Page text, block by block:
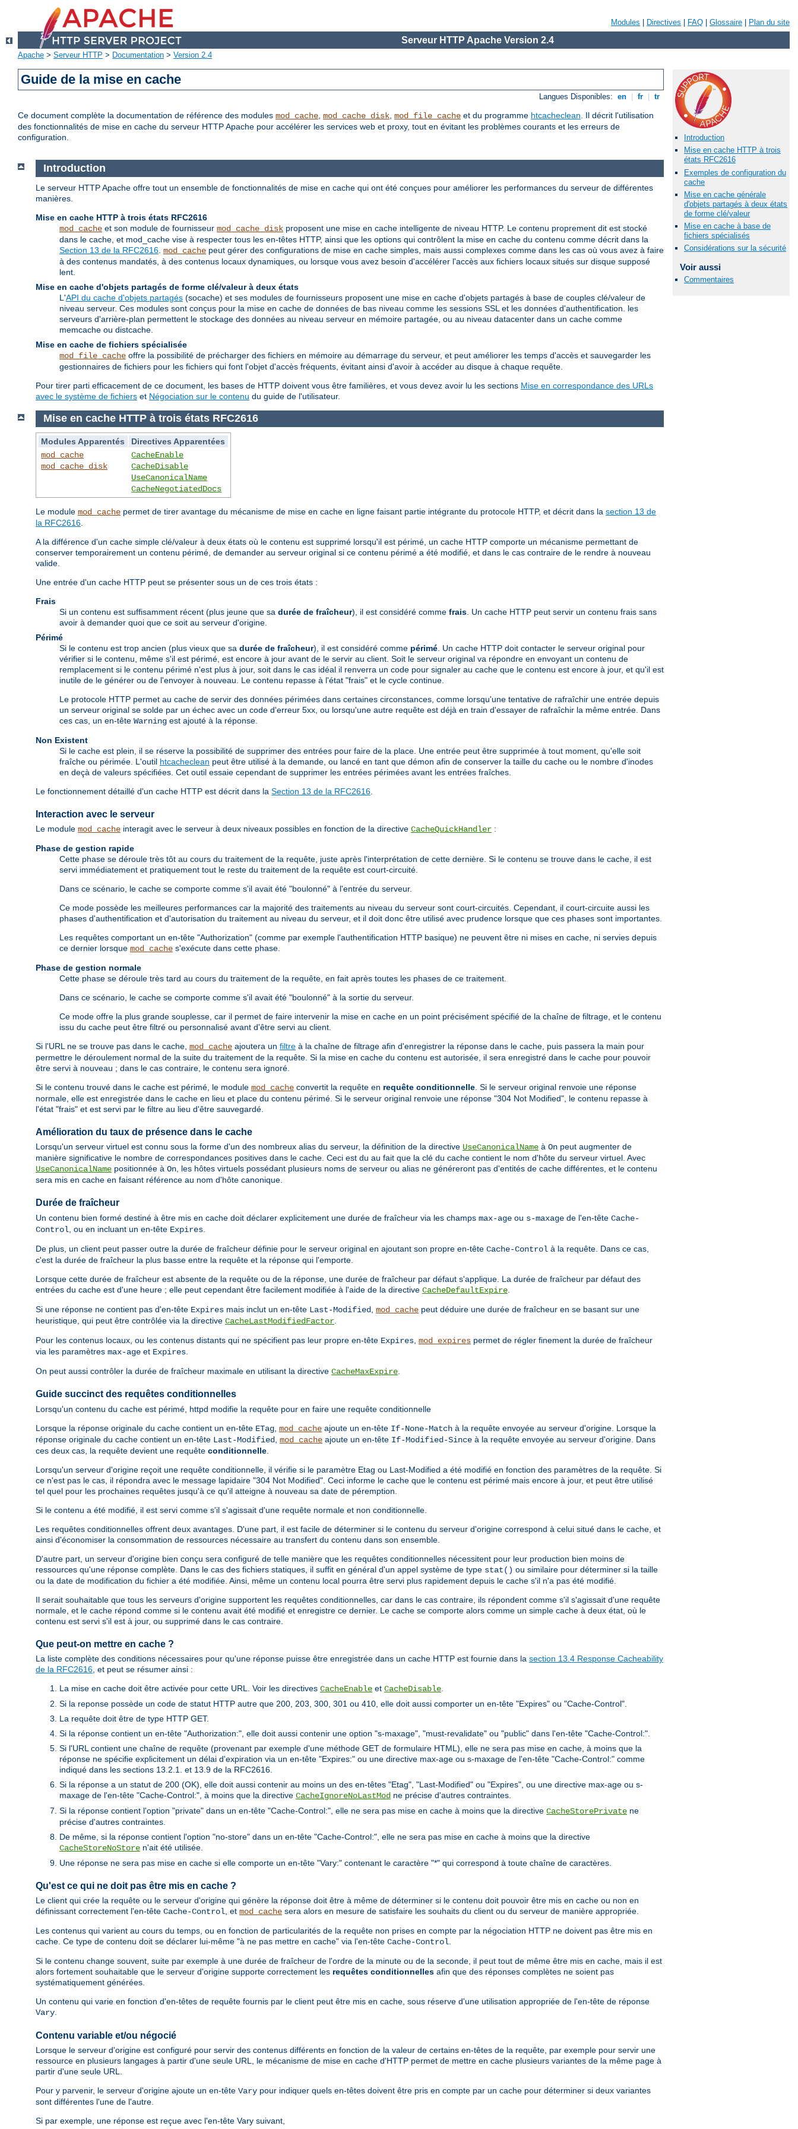
Modules Directives FAQ Glossaire Plan du site
Serveur HTTP Apache Version 2.4
Apache > Serveur HTTP > Documentation > Version 2.4
Guide de la mise en cache
Langues Disponibles: en fr tr
Ce document complète la documentation de référence des modules mod_cache, mod_cache_disk, mod_file_cache et du programme htcacheclean. Il décrit l'utilisation
des fonctionnalités de mise en cache du serveur HTTP Apache pour accélérer les services web et proxy, tout en évitant les problèmes courants et les erreurs de
configuration.
Introduction
Mise en cache HTTP à trois
états RFC2616
Exemples de configuration du
cache
Mise en cache générale
d'objets partagés à deux états
de forme clé/valeur
Mise en cache à base de
fichiers spécialisés
Considérations sur la sécurité
Voir aussi
Commentaires
Introduction
Le serveur HTTP Apache offre tout un ensemble de fonctionnalités de mise en cache qui ont été conçues pour améliorer les performances du serveur de différentes
manières.
Mise en cache HTTP à trois états RFC2616
mod_cache et son module de fournisseur mod_cache_disk proposent une mise en cache intelligente de niveau HTTP. Le contenu proprement dit est stocké
dans le cache, et mod_cache vise à respecter tous les en-têtes HTTP, ainsi que les options qui contrôlent la mise en cache du contenu comme décrit dans la
Section 13 de la RFC2616 mod_cache peut gérer des configurations de mise en cache simples, mais aussi complexes comme dans les cas où vous avez à faire
à des contenus mandatés, à des contenus locaux dynamiques, ou lorsque vous avez besoin d'accélérer l'accès aux fichiers locaux situés sur disque supposé
lent.
Mise en cache d'objets partagés de forme clé/valeur à deux états
L'API du cache d'objets partagés (socache) et ses modules de fournisseurs proposent une mise en cache d'objets partagés à base de couples clé/valeur de
niveau serveur. Ces modules sont conçus pour la mise en cache de données de bas niveau comme les sessions SSL et les données d'authentification. les
serveurs d'arrière-plan permettent le stockage des données au niveau serveur en mémoire partagée, ou au niveau datacenter dans un cache comme
memcache ou distcache.
Mise en cache de fichiers spécialisée
mod_file_cache offre la possibilité de précharger des fichiers en mémoire au démarrage du serveur, et peut améliorer les temps d'accès et sauvegarder les
gestionnaires de fichiers pour les fichiers qui font l'objet d'accès fréquents, évitant ainsi d'avoir à accéder au disque à chaque requête.
Pour tirer parti efficacement de ce document, les bases de HTTP doivent vous être familières, et vous devez avoir lu les sections Mise en correspondance des URLs
avec le système de fichiers et Négociation sur le contenu du guide de l'utilisateur.
Mise en cache HTTP à trois états RFC2616
Modules Apparentés
Directives Apparentées
mod_cache
mod_cache_disk
CacheEnable
CacheDisable
UseCanonicalName
CacheNegotiatedDocs
Le module mod_cache permet de tirer avantage du mécanisme de mise en cache en ligne faisant partie intégrante du protocole HTTP, et décrit dans la section 13 de
la RFC2616
A la différence d'un cache simple clé/valeur à deux états où le contenu est supprimé lorsqu'il est périmé, un cache HTTP comporte un mécanisme permettant de
conserver temporairement un contenu périmé, de demander au serveur original si ce contenu périmé a été modifié, et dans le cas contraire de le rendre à nouveau
valide.
Une entrée d'un cache HTTP peut se présenter sous un de ces trois états :
Frais
Si un contenu est suffisamment récent (plus jeune que sa durée de fraîcheur), il est considéré comme frais . Un cache HTTP peut servir un contenu frais sans
avoir à demander quoi que ce soit au serveur d'origine.
Périmé
Si le contenu est trop ancien (plus vieux que sa durée de fraîcheur), il est considéré comme périmé . Un cache HTTP doit contacter le serveur original pour
vérifier si le contenu, même s'il est périmé, est encore à jour avant de le servir au client. Soit le serveur original va répondre en envoyant un contenu de
remplacement si le contenu périmé n'est plus à jour, soit dans le cas idéal il renverra un code pour signaler au cache que le contenu est encore à jour, et qu'il est
inutile de le générer ou de l'envoyer à nouveau. Le contenu repasse à l'état "frais" et le cycle continue.
Le protocole HTTP permet au cache de servir des données périmées dans certaines circonstances, comme lorsqu'une tentative de rafraîchir une entrée depuis
un serveur original se solde par un échec avec un code d'erreur 5xx, ou lorsqu'une autre requête est déjà en train d'essayer de rafraîchir la même entrée. Dans
ces cas, un en-tête Warning est ajouté à la réponse.
Non Existent
Si le cache est plein, il se réserve la possibilité de supprimer des entrées pour faire de la place. Une entrée peut être supprimée à tout moment, qu'elle soit
fraîche ou périmée. L'outil htcacheclean peut être utilisé à la demande, ou lancé en tant que démon afin de conserver la taille du cache ou le nombre d'inodes
en deçà de valeurs spécifiées. Cet outil essaie cependant de supprimer les entrées périmées avant les entrées fraîches.
Le fonctionnement détaillé d'un cache HTTP est décrit dans la Section 13 de la RFC2616
Interaction avec le serveur
Le module mod_cache interagit avec le serveur à deux niveaux possibles en fonction de la directive CacheQuickHandler :
Phase de gestion rapide
Cette phase se déroule très tôt au cours du traitement de la requête, juste après l'interprétation de cette dernière. Si le contenu se trouve dans le cache, il est
servi immédiatement et pratiquement tout le reste du traitement de la requête est court-circuité.
Dans ce scénario, le cache se comporte comme s'il avait été "boulonné" à l'entrée du serveur.
Ce mode possède les meilleures performances car la majorité des traitements au niveau du serveur sont court-circuités. Cependant, il court-circuite aussi les
phases d'authentification et d'autorisation du traitement au niveau du serveur, et il doit donc être utilisé avec prudence lorsque que ces phases sont importantes.
Les requêtes comportant un en-tête "Authorization" (comme par exemple l'authentification HTTP basique) ne peuvent être ni mises en cache, ni servies depuis
ce dernier lorsque mod_cache s'exécute dans cette phase.
Phase de gestion normale
Cette phase se déroule très tard au cours du traitement de la requête, en fait après toutes les phases de ce traitement.
Dans ce scénario, le cache se comporte comme s'il avait été "boulonné" à la sortie du serveur.
Ce mode offre la plus grande souplesse, car il permet de faire intervenir la mise en cache en un point précisément spécifié de la chaîne de filtrage, et le contenu
issu du cache peut être filtré ou personnalisé avant d'être servi au client.
Si l'URL ne se trouve pas dans le cache, mod_cache ajoutera un filtre à la chaîne de filtrage afin d'enregistrer la réponse dans le cache, puis passera la main pour
permettre le déroulement normal de la suite du traitement de la requête. Si la mise en cache du contenu est autorisée, il sera enregistré dans le cache pour pouvoir
être servi à nouveau ; dans le cas contraire, le contenu sera ignoré.
Si le contenu trouvé dans le cache est périmé, le module mod_cache convertit la requête en requête conditionnelle. Si le serveur original renvoie une réponse
normale, elle est enregistrée dans le cache en lieu et place du contenu périmé. Si le serveur original renvoie une réponse "304 Not Modified", le contenu repasse à
l'état "frais" et est servi par le filtre au lieu d'être sauvegardé.
Amélioration du taux de présence dans le cache
Lorsqu'un serveur virtuel est connu sous la forme d'un des nombreux alias du serveur, la définition de la directive UseCanonicalName à On peut augmenter de
manière significative le nombre de correspondances positives dans le cache. Ceci est du au fait que la clé du cache contient le nom d'hôte du serveur virtuel. Avec
UseCanonicalName positionnée à On, les hôtes virtuels possédant plusieurs noms de serveur ou alias ne généreront pas d'entités de cache différentes, et le contenu
sera mis en cache en faisant référence au nom d'hôte canonique.
Durée de fraîcheur
Un contenu bien formé destiné à être mis en cache doit déclarer explicitement une durée de fraîcheur via les champs max-age ou s-maxage de l'en-tête Cache-
Control , ou en incluant un en-tête Expires
De plus, un client peut passer outre la durée de fraîcheur définie pour le serveur original en ajoutant son propre en-tête Cache-Control à la requête. Dans ce cas,
c'est la durée de fraîcheur la plus basse entre la requête et la réponse qui l'emporte.
Lorsque cette durée de fraîcheur est absente de la requête ou de la réponse, une durée de fraîcheur par défaut s'applique. La durée de fraîcheur par défaut des
entrées du cache est d'une heure ; elle peut cependant être facilement modifiée à l'aide de la directive CacheDefaultExpire
Si une réponse ne contient pas d'en-tête Expires mais inclut un en-tête Last-Modified mod_cache peut déduire une durée de fraîcheur en se basant sur une
heuristique, qui peut être contrôlée via la directive CacheLastModifiedFactor
Pour les contenus locaux, ou les contenus distants qui ne spécifient pas leur propre en-tête Expires mod_expires permet de régler finement la durée de fraîcheur
via les paramètres max-age et Expires
On peut aussi contrôler la durée de fraîcheur maximale en utilisant la directive CacheMaxExpire
Guide succinct des requêtes conditionnelles
Lorsqu'un contenu du cache est périmé, httpd modifie la requête pour en faire une requête conditionnelle
Lorsque la réponse originale du cache contient un en-tête ETag mod_cache ajoute un en-tête If-None-Match à la requête envoyée au serveur d'origine. Lorsque la
réponse originale du cache contient un en-tête Last-Modified mod_cache ajoute un en-tête If-Modified-Since à la requête envoyée au serveur d'origine. Dans
ces deux cas, la requête devient une requête conditionnelle
Lorsqu'un serveur d'origine reçoit une requête conditionnelle, il vérifie si le paramètre Etag ou Last-Modified a été modifié en fonction des paramètres de la requête. Si
ce n'est pas le cas, il répondra avec le message lapidaire "304 Not Modified". Ceci informe le cache que le contenu est périmé mais encore à jour, et peut être utilisé
tel quel pour les prochaines requêtes jusqu'à ce qu'il atteigne à nouveau sa date de péremption.
Si le contenu a été modifié, il est servi comme s'il s'agissait d'une requête normale et non conditionnelle.
Les requêtes conditionnelles offrent deux avantages. D'une part, il est facile de déterminer si le contenu du serveur d'origine correspond à celui situé dans le cache, et
ainsi d'économiser la consommation de ressources nécessaire au transfert du contenu dans son ensemble.
D'autre part, un serveur d'origine bien conçu sera configuré de telle manière que les requêtes conditionnelles nécessitent pour leur production bien moins de
ressources qu'une réponse complète. Dans le cas des fichiers statiques, il suffit en général d'un appel système de type stat() ou similaire pour déterminer si la taille
ou la date de modification du fichier a été modifiée. Ainsi, même un contenu local pourra être servi plus rapidement depuis le cache s'il n'a pas été modifié.
Il serait souhaitable que tous les serveurs d'origine supportent les requêtes conditionnelles, car dans le cas contraire, ils répondent comme s'il s'agissait d'une requête
normale, et le cache répond comme si le contenu avait été modifié et enregistre ce dernier. Le cache se comporte alors comme un simple cache à deux état, où le
contenu est servi s'il est à jour, ou supprimé dans le cas contraire.
Que peut-on mettre en cache ?
La liste complète des conditions nécessaires pour qu'une réponse puisse être enregistrée dans un cache HTTP est fournie dans la section 13.4 Response Cacheability
de la RFC2616 , et peut se résumer ainsi :
La mise en cache doit être activée pour cette URL. Voir les directives CacheEnable et CacheDisable
Si la reponse possède un code de statut HTTP autre que 200, 203, 300, 301 ou 410, elle doit aussi comporter un en-tête "Expires" ou "Cache-Control".
La requête doit être de type HTTP GET.
Si la réponse contient un en-tête "Authorization:", elle doit aussi contenir une option "s-maxage", "must-revalidate" ou "public" dans l'en-tête "Cache-Control:".
Si l'URL contient une chaîne de requête (provenant par exemple d'une méthode GET de formulaire HTML), elle ne sera pas mise en cache, à moins que la
réponse ne spécifie explicitement un délai d'expiration via un en-tête "Expires:" ou une directive max-age ou s-maxage de l'en-tête "Cache-Control:" comme
indiqué dans les sections 13.2.1. et 13.9 de la RFC2616.
Si la réponse a un statut de 200 (OK), elle doit aussi contenir au moins un des en-têtes "Etag", "Last-Modified" ou "Expires", ou une directive max-age ou s-
maxage de l'en-tête "Cache-Control:", à moins que la directive CacheIgnoreNoLastMod ne précise d'autres contraintes.
Si la réponse contient l'option "private" dans un en-tête "Cache-Control:", elle ne sera pas mise en cache à moins que la directive CacheStorePrivate ne
précise d'autres contraintes.
De même, si la réponse contient l'option "no-store" dans un en-tête "Cache-Control:", elle ne sera pas mise en cache à moins que la directive
CacheStoreNoStore n'ait été utilisée.
Une réponse ne sera pas mise en cache si elle comporte un en-tête "Vary:" contenant le caractère "*" qui correspond à toute chaîne de caractères.
Qu'est ce qui ne doit pas être mis en cache ?
Le client qui crée la requête ou le serveur d'origine qui génère la réponse doit être à même de déterminer si le contenu doit pouvoir être mis en cache ou non en
définissant correctement l'en-tête Cache-Control , et mod_cache sera alors en mesure de satisfaire les souhaits du client ou du serveur de manière appropriée.
Les contenus qui varient au cours du temps, ou en fonction de particularités de la requête non prises en compte par la négociation HTTP ne doivent pas être mis en
cache. Ce type de contenu doit se déclarer lui-même "à ne pas mettre en cache" via l'en-tête Cache-Control
Si le contenu change souvent, suite par exemple à une durée de fraîcheur de l'ordre de la minute ou de la seconde, il peut tout de même être mis en cache, mais il est
alors fortement souhaitable que le serveur d'origine supporte correctement les requêtes conditionnelles afin que des réponses complètes ne soient pas
systématiquement générées.
Un contenu qui varie en fonction d'en-têtes de requête fournis par le client peut être mis en cache, sous réserve d'une utilisation appropriée de l'en-tête de réponse
Vary
Contenu variable et/ou négocié
Lorsque le serveur d'origine est configuré pour servir des contenus différents en fonction de la valeur de certains en-têtes de la requête, par exemple pour servir une
ressource en plusieurs langages à partir d'une seule URL, le mécanisme de mise en cache d'HTTP permet de mettre en cache plusieurs variantes de la même page à
partir d'une seule URL.
Pour y parvenir, le serveur d'origine ajoute un en-tête Vary pour indiquer quels en-têtes doivent être pris en compte par un cache pour déterminer si deux variantes
sont différentes l'une de l'autre.
Si par exemple, une réponse est reçue avec l'en-tête Vary suivant,